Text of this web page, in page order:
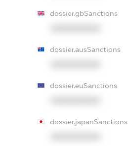
dossier.gbSanctions
dossier.ausSanctions
dossier.euSanctions
dossier.japanSanctions